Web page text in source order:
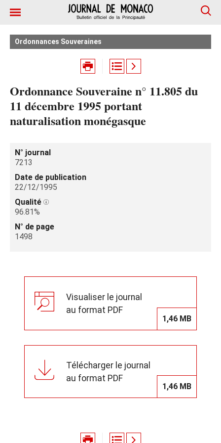
Ordonnances Souveraines
Ordonnance Souveraine n° 11.805 du
11 décembre 1995 portant
naturalisation monégasque
N° journal
7213
Date de publication
22/12/1995
Qualité
96.81%
N° de page
1498
Visualiser le journal
au format PDF
1,46 MB
Télécharger le journal
au format PDF
1,46 MB